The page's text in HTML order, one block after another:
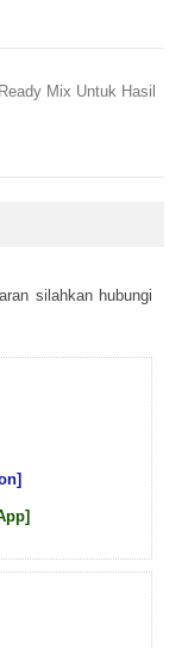
Mix Untuk Hasil
sіlаhkаn hubungі